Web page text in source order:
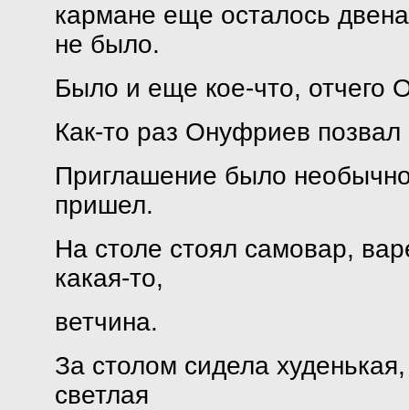
кармане еще осталось
не было.
Было и еще кое-что, отчего
Как-то раз Онуфриев позвал
Приглашение было
пришел.
На столе стоял самовар,
какая-то,
ветчина.
За столом сидела
светлая